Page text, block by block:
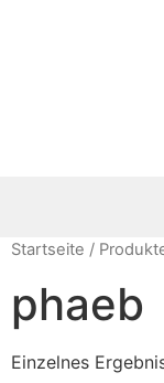
Startseite /
phaeb
Einzelnes